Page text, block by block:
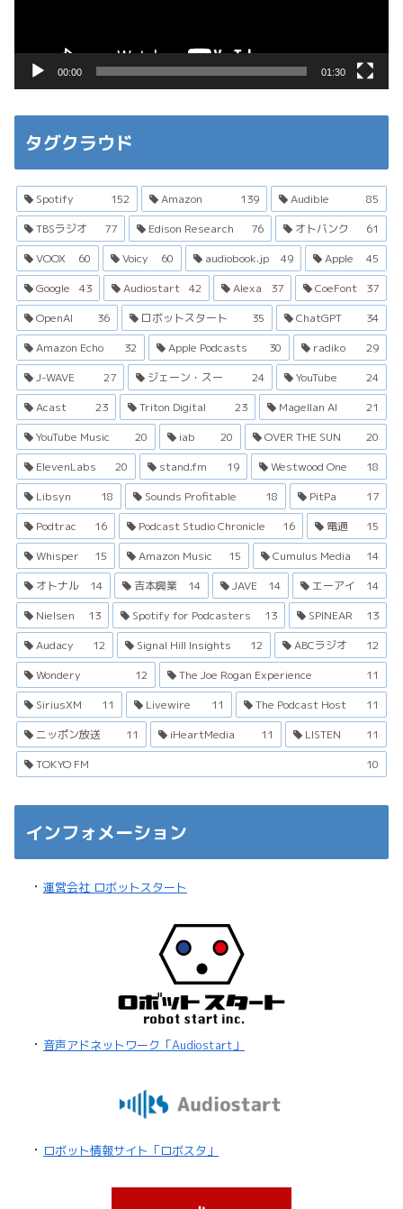
00:00 01:30
タグクラウド
Spotify 152 Amazon 139 Audible
85
TBSラジオ
77 Edison Research 76 オトバンク
61
VOOX
60 Voicy 60 audiobook.jp 49 Apple
45
Google
43 Audiostart 42 Alexa 37 CoeFont
37
OpenAI
36 ロボットスタート 35 ChatGPT
34
Amazon Echo
32 Apple Podcasts 30 radiko
29
J-WAVE
27 ジェーン・スー 24 YouTube
24
Acast
23 Triton Digital 23 Magellan AI
21
YouTube Music
20 iab 20 OVER THE SUN
20
ElevenLabs
20 stand.fm 19 Westwood One
18
Libsyn
18 Sounds Profitable 18 PitPa
17
Podtrac
16 Podcast Studio Chronicle 16 電通
15
Whisper
15 Amazon Music 15 Cumulus Media
14
オトナル
14 吉本興業 14 JAVE 14 エーアイ
14
Nielsen
13 Spotify for Podcasters 13 SPINEAR
13
Audacy
12 Signal Hill Insights 12 ABCラジオ
12
Wondery
12 The Joe Rogan Experience
11
SiriusXM
11 Livewire 11 The Podcast Host
11
ニッポン放送
11 iHeartMedia 11 LISTEN
11
TOKYO FM
10
インフォメーション
・ 運営会社 ロボットスタート
・ 音声アドネットワーク「Audiostart」
・ ロボット情報サイト「ロボスタ」